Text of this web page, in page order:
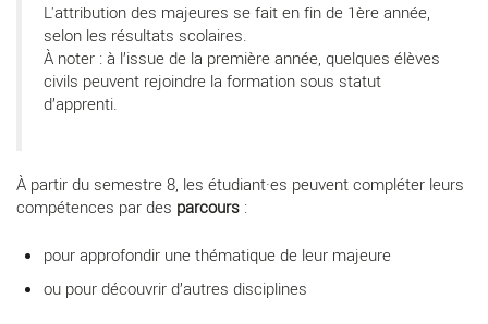
L'attribution des majeures se fait en fin de 1ère année,
selon les résultats scolaires.
À noter : à l’issue de la première année, quelques élèves
civils peuvent rejoindre la formation sous statut
d’apprenti.
À partir du semestre 8, les étudiant·es peuvent compléter leurs
compétences par des parcours :
pour approfondir une thématique de leur majeure
ou pour découvrir d’autres disciplines